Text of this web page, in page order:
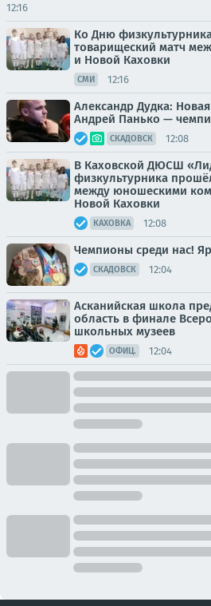
12:16
Ко Дню
товарищеский матч
и Новой Каховки
СМИ 12:16
Александр Дудка:
Андрей Панько —
СКАДОВСК 12:08
В Каховской ДЮСШ
физкультурника
между юношескими
Новой Каховки
КАХОВКА 12:08
Чемпионы среди нас!
СКАДОВСК 12:04
Асканийская школа
область в финале
школьных музеев
ОФИЦ. 12:04